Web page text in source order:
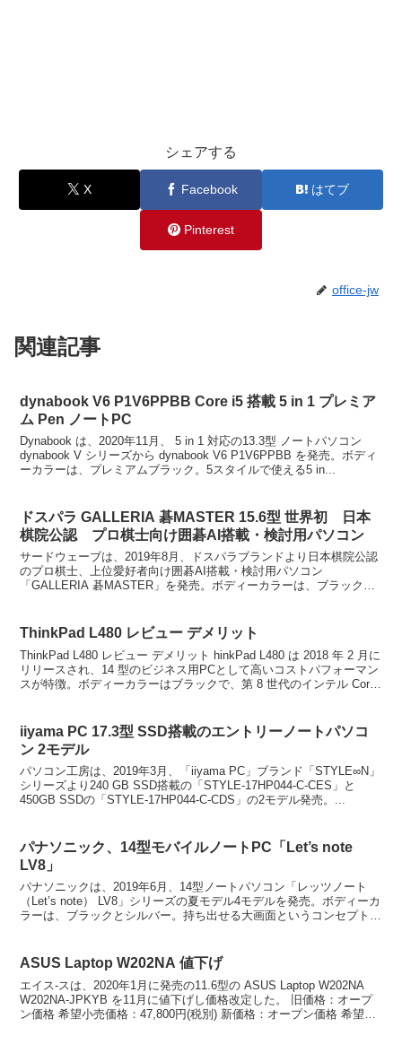
シェアする
X Facebook はてブ
Pinterest
office-jw
関連記事
dynabook V6 P1V6PPBB Core i5 搭載 5 in 1 プレミア
ム Pen ノートPC
Dynabook は、2020年11月、 5 in 1 対応の13.3型 ノートパソコン
dynabook V シリーズから dynabook V6 P1V6PPBB を発売。ボディ
ーカラーは、プレミアムブラック。5スタイルで使える5 in...
ドスパラ GALLERIA 碁MASTER 15.6型 世界初 日本
棋院公認 プロ棋士向け囲碁AI搭載・検討用パソコン
サードウェーブは、2019年8月、ドスパラブランドより日本棋院公認
のプロ棋士、上位愛好者向け囲碁AI搭載・検討用パソコン
「GALLERIA 碁MASTER」を発売。ボディーカラーは、ブラック。
ThinkPad L480 レビュー デメリット
ThinkPad L480 レビュー デメリット hinkPad L480 は 2018 年 2 月に
リリースされ、14 型のビジネス用PCとして高いコストパフォーマン
スが特徴。ボディーカラーはブラックで、第 8 世代のインテル Core
iiyama PC 17.3型 SSD搭載のエントリーノートパソコ
ン 2モデル
パソコン工房は、2019年3月、「iiyama PC」ブランド「STYLE∞N」
シリーズより240 GB SSD搭載の「STYLE-17HP044-C-CES」と
450GB SSDの「STYLE-17HP044-C-CDS」の2モデル発売。...
パナソニック、14型モバイルノートPC「Let’s note
LV8」
パナソニックは、2019年6月、14型ノートパソコン「レッツノート
（Let’s note） LV8」シリーズの夏モデル4モデルを発売。ボディーカ
ラーは、ブラックとシルバー。持ち出せる大画面というコンセプトの
ASUS Laptop W202NA 値下げ
エイス-スは、2020年1月に発売の11.6型の ASUS Laptop W202NA
W202NA-JPKYB を11月に値下げし価格改定した。 旧価格：オープ
ン価格 希望小売価格：47,800円(税別) 新価格：オープン価格 希望小